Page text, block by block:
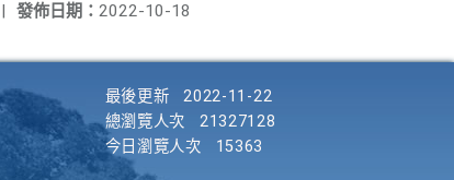
發佈日期： 2022-10-18
|
最後更新
2022-11-22
總瀏覽人次
21327128
今日瀏覽人次
15363